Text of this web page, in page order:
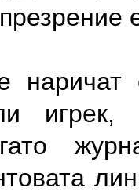
наричат